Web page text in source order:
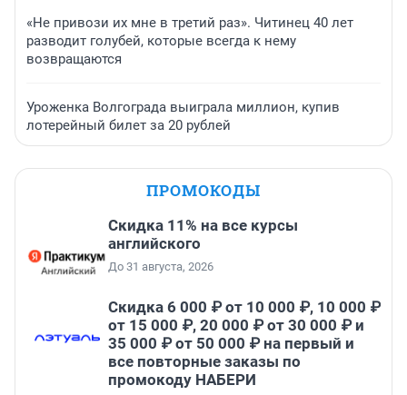
«Не привози их мне в третий раз». Читинец 40 лет
разводит голубей, которые всегда к нему
возвращаются
Уроженка Волгограда выиграла миллион, купив
лотерейный билет за 20 рублей
ПРОМОКОДЫ
Скидка 11% на все курсы
английского
До 31 августа, 2026
Скидка 6 000 ₽ от 10 000 ₽, 10 000 ₽
от 15 000 ₽, 20 000 ₽ от 30 000 ₽ и
35 000 ₽ от 50 000 ₽ на первый и
все повторные заказы по
промокоду НАБЕРИ